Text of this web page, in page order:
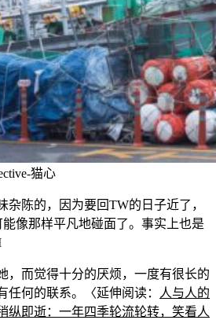
猫心
杂陈的，因为要回TW的日子近了，
像那样平凡地碰面了。事实上也是
，而觉得十分的厌烦，一度有很长的
任何的联系。〈延伸阅读：
人与人的
纵即逝：一年四季轮流轮转，笑看人